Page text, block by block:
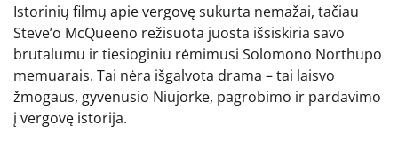
Istorinių filmų apie vergovę sukurta nemažai, tačiau
Steve’o McQueeno režisuota juosta išsiskiria savo
brutalumu ir tiesioginiu rėmimusi Solomono Northupo
memuarais. Tai nėra išgalvota drama – tai laisvo
žmogaus, gyvenusio Niujorke, pagrobimo ir pardavimo
į vergovę istorija.